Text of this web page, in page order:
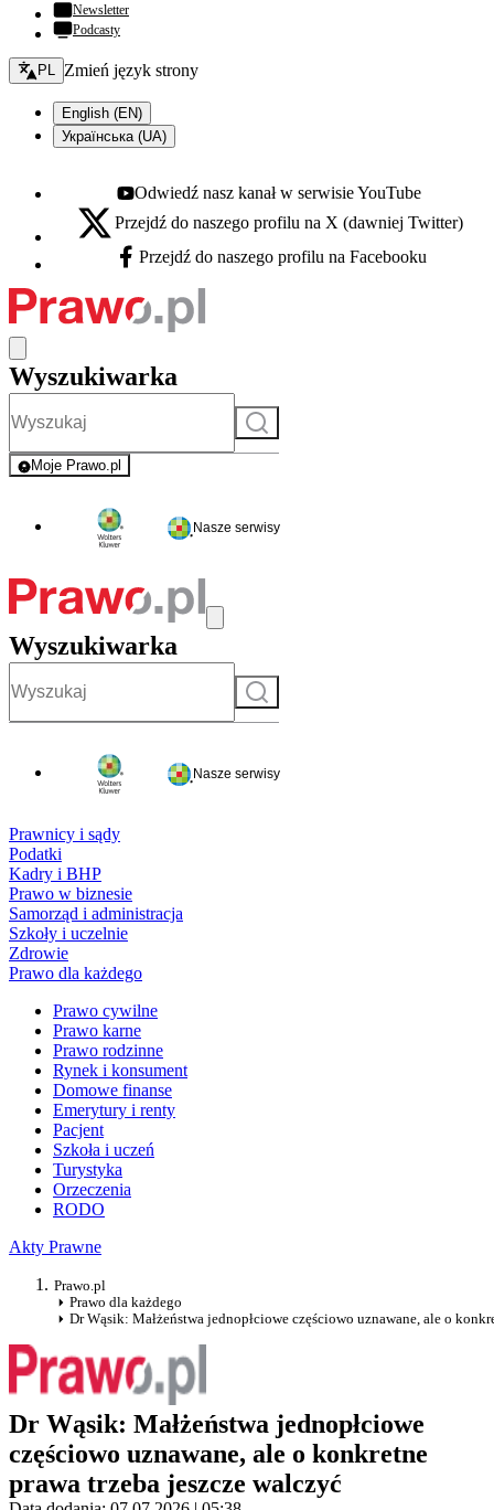
Newsletter
Podcasty
Zmień język - bieżący:
PL Zmień język strony
English (EN)
Українська (UA)
Youtube - otwiera się w nowej karcie
Odwiedź nasz kanał w serwisie YouTube
X - otwiera się w nowej karcie
Przejdź do naszego profilu na X (dawniej Twitter)
Facebook - otwiera się w nowej karcie
Przejdź do naszego profilu na Facebooku
Wyszukiwarka
Szukaj
Moje Prawo.pl
- rejestracja i logowanie do serwisu
Nasze serwisy
Wyszukiwarka
Szukaj
Nasze serwisy
Prawnicy i sądy
Podatki
Kadry i BHP
Prawo w biznesie
Samorząd i administracja
Szkoły i uczelnie
Zdrowie
Prawo dla każdego
Prawo cywilne
Prawo karne
Prawo rodzinne
Rynek i konsument
Domowe finanse
Emerytury i renty
Pacjent
Szkoła i uczeń
Turystyka
Orzeczenia
RODO
Akty Prawne
Prawo.pl
Prawo dla każdego
Dr Wąsik: Małżeństwa jednopłciowe częściowo uznawane, ale o
Dr Wąsik: Małżeństwa jednopłciowe
częściowo uznawane, ale o konkretne
prawa trzeba jeszcze walczyć